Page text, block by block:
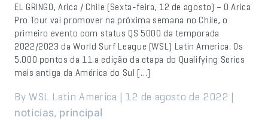
EL GRINGO, Arica / Chile (Sexta-feira, 12 de agosto) – O Arica
Pro Tour vai promover na próxima semana no Chile, o
primeiro evento com status QS 5000 da temporada
2022/2023 da World Surf League (WSL) Latin America. Os
5.000 pontos da 11.a edição da etapa do Qualifying Series
mais antiga da América do Sul […]
By WSL Latin America | 12 de agosto de 2022 |
noticias, principal